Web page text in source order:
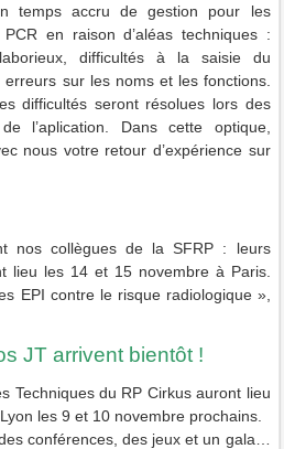
temps accru de gestion pour les
en raison d’aléas techniques :
laborieux, difficultés à la saisie du
sur les noms et les fonctions.
difficultés seront résolues lors des
l’aplication. Dans cette optique,
nous votre retour d’expérience sur
nos collègues de la SFRP : leurs
lieu les 14 et 15 novembre à Paris.
EPI contre le risque radiologique »,
JT arrivent bientôt !
Techniques du RP Cirkus auront lieu
les 9 et 10 novembre prochains.
conférences, des jeux et un gala…